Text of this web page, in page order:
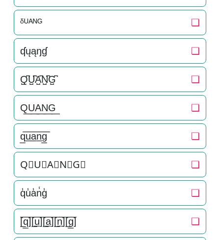
ᵟᵁᴬᴺᴳ ❏
ʠųąŋɠ ❏
Q̺͆U̺͆A̺͆N̺͆G̺͆ ❏
Q͟U͟A͟N͟G͟ ❏
q̲̅u̲̅a̲̅n̲̅g̲̅ ❏
Q⃣U⃣A⃣N⃣G⃣ ❏
q̾u̾a̾n̾g̾ ❏
[̲̅q̲̅][̲̅u̲̅][̲̅a̲̅][̲̅n̲̅][̲̅g̲̅] ❏